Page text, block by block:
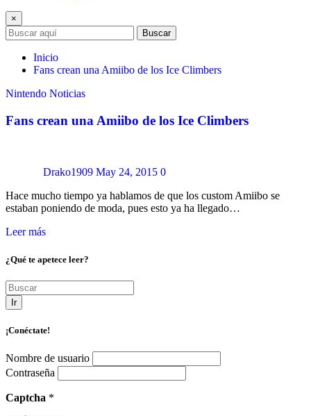
×
Buscar
Inicio
Fans crean una Amiibo de los Ice Climbers
Nintendo Noticias
Fans crean una Amiibo de los Ice Climbers
Drako1909 May 24, 2015 0
Hace mucho tiempo ya hablamos de que los custom Amiibo se
estaban poniendo de moda, pues esto ya ha llegado…
Leer más
¿Qué te apetece leer?
Ir
¡Conéctate!
Nombre de usuario
Contraseña
Captcha *